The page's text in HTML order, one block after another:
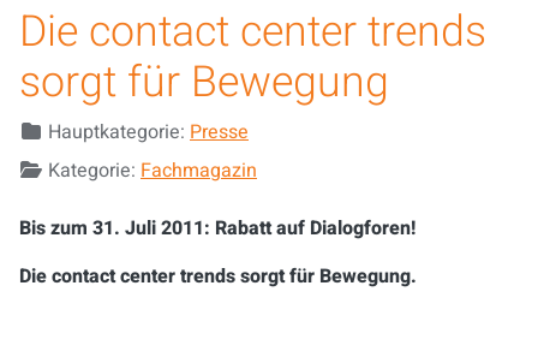
Die contact center trends
sorgt für Bewegung
DetailsHauptkategorie: Presse
Kategorie: Fachmagazin
Bis zum 31. Juli 2011: Rabatt auf Dialogforen!
Die contact center trends sorgt für Bewegung.